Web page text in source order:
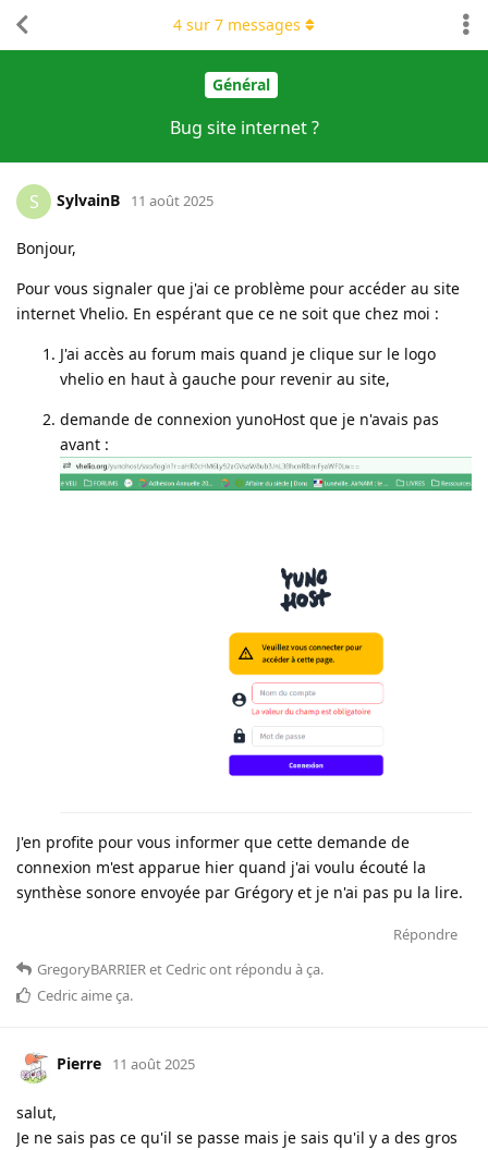
Général
Bug site internet ?
4 sur 7 messages
S SylvainB 11 août 2025
Bonjour,
Pour vous signaler que j'ai ce problème pour accéder au site
internet Vhelio. En espérant que ce ne soit que chez moi :
J'ai accès au forum mais quand je clique sur le logo
vhelio en haut à gauche pour revenir au site,
demande de connexion yunoHost que je n'avais pas
avant :
J'en profite pour vous informer que cette demande de
connexion m'est apparue hier quand j'ai voulu écouté la
synthèse sonore envoyée par Grégory et je n'ai pas pu la lire.
Répondre
GregoryBARRIER et Cedricont répondu à ça.
Cedricaime ça.
Pierre 11 août 2025
salut,
Je ne sais pas ce qu'il se passe mais je sais qu'il y a des gros